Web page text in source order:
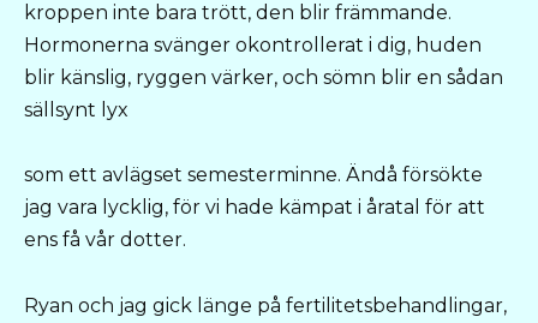
kroppen inte bara trött, den blir främmande.
Hormonerna svänger okontrollerat i dig, huden
blir känslig, ryggen värker, och sömn blir en sådan
sällsynt lyx
som ett avlägset semesterminne. Ändå försökte
jag vara lycklig, för vi hade kämpat i åratal för att
ens få vår dotter.
Ryan och jag gick länge på fertilitetsbehandlingar,